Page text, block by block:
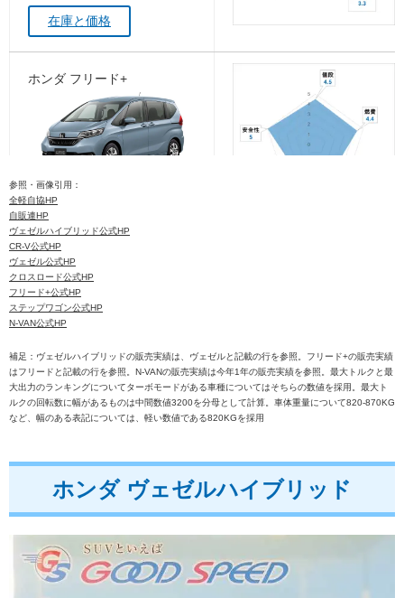
在庫と価格
ホンダ フリード+
在庫状況お問い合せ
ホンダ ステップワゴン
在庫と価格
ホンダ N-VAN
参照・画像引用：
全軽自協HP
自販連HP
ヴェゼルハイブリッド公式HP
CR-V公式HP
ヴェゼル公式HP
クロスロード公式HP
フリード+公式HP
ステップワゴン公式HP
N-VAN公式HP
補足：ヴェゼルハイブリッドの販売実績は、ヴェゼルと記載の行を参照。フリード+の販売実績
はフリードと記載の行を参照。N-VANの販売実績は今年1年の販売実績を参照。最大トルクと最
大出力のランキングについてターボモードがある車種についてはそちらの数値を採用。最大ト
ルクの回転数に幅があるものは中間数値3200を分母として計算。車体重量について820-870KG
など、幅のある表記については、軽い数値である820KGを採用
ホンダ ヴェゼルハイブリッド